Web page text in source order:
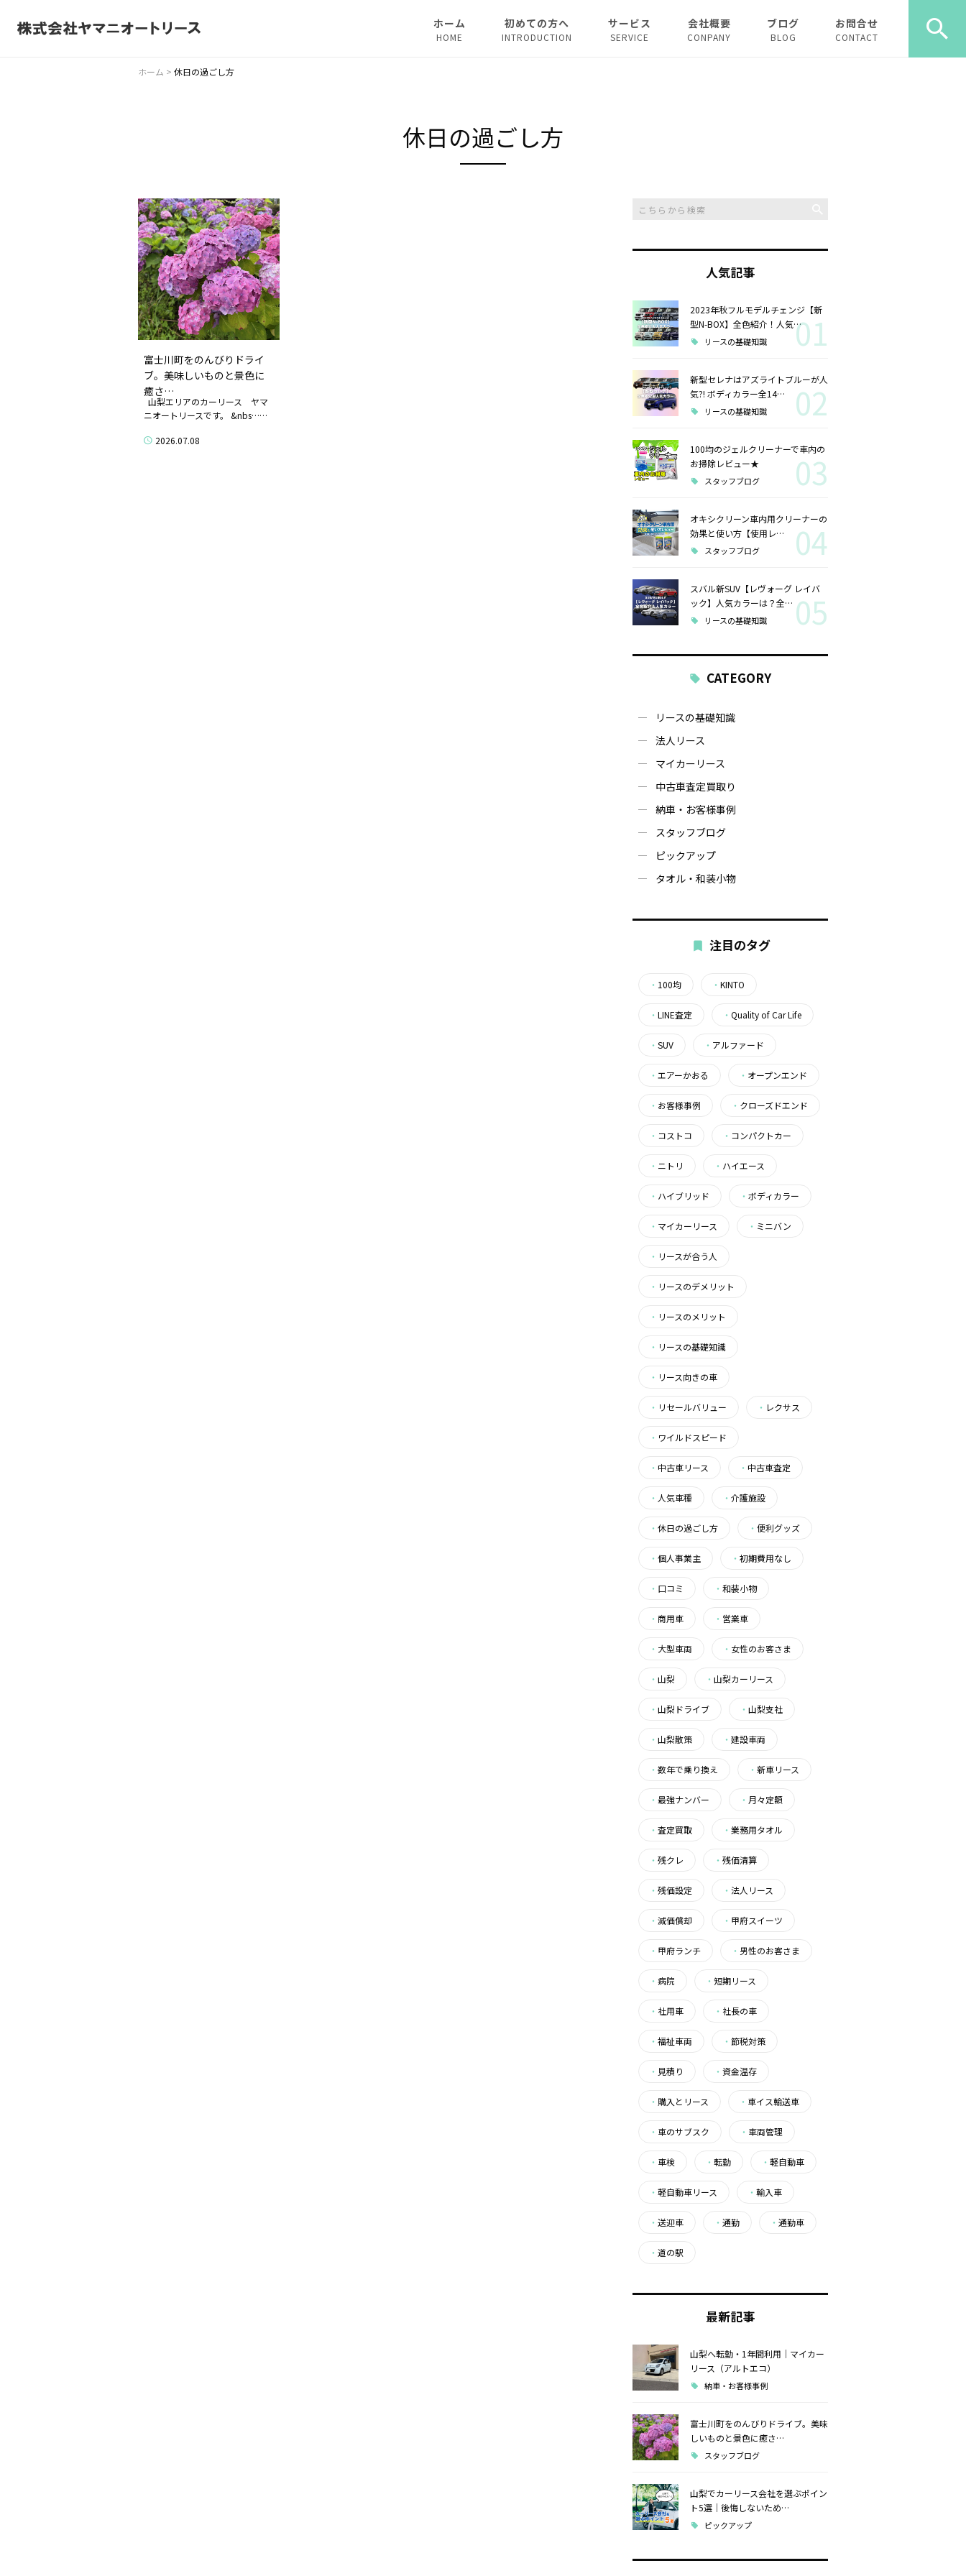
ホーム
HOME
初めての方へ
INTRODUCTION
サービス
SERVICE
会社概要
CONPANY
ブログ
BLOG
お問合せ
CONTACT
ホーム > 休日の過ごし方
休日の過ごし方
富士川町をのんびりドライ
ブ。美味しいものと景色に
癒さ…
山梨エリアのカーリース ヤマ
ニオートリースです。 &nbs……
2026.07.08
人気記事
2023年秋フルモデルチェンジ【新
型N-BOX】全色紹介！人気…
リースの基礎知識 01
新型セレナはアズライトブルーが人
気?! ボディカラー全14…
リースの基礎知識 02
100均のジェルクリーナーで車内の
お掃除レビュー★
スタッフブログ 03
オキシクリーン車内用クリーナーの
効果と使い方【使用レ…
スタッフブログ 04
スバル新SUV【レヴォーグ レイバ
ック】人気カラーは？全…
リースの基礎知識 05
CATEGORY
リースの基礎知識
法人リース
マイカーリース
中古車査定買取り
納車・お客様事例
スタッフブログ
ピックアップ
タオル・和装小物
注目のタグ
・ 100均 ・ KINTO
・ LINE査定 ・ Quality of Car Life
・ SUV ・ アルファード
・ エアーかおる ・ オープンエンド
・ お客様事例 ・ クローズドエンド
・ コストコ ・ コンパクトカー
・ ニトリ ・ ハイエース
・ ハイブリッド ・ ボディカラー
・ マイカーリース ・ ミニバン
・ リースが合う人
・ リースのデメリット
・ リースのメリット
・ リースの基礎知識
・ リース向きの車
・ リセールバリュー ・ レクサス
・ ワイルドスピード
・ 中古車リース ・ 中古車査定
・ 人気車種 ・ 介護施設
・ 休日の過ごし方 ・ 便利グッズ
・ 個人事業主 ・ 初期費用なし
・ 口コミ ・ 和装小物
・ 商用車 ・ 営業車
・ 大型車両 ・ 女性のお客さま
・ 山梨 ・ 山梨カーリース
・ 山梨ドライブ ・ 山梨支社
・ 山梨散策 ・ 建設車両
・ 数年で乗り換え ・ 新車リース
・ 最強ナンバー ・ 月々定額
・ 査定買取 ・ 業務用タオル
・ 残クレ ・ 残価清算
・ 残価設定 ・ 法人リース
・ 減価償却 ・ 甲府スイーツ
・ 甲府ランチ ・ 男性のお客さま
・ 病院 ・ 短期リース
・ 社用車 ・ 社長の車
・ 福祉車両 ・ 節税対策
・ 見積り ・ 資金温存
・ 購入とリース ・ 車イス輸送車
・ 車のサブスク ・ 車両管理
・ 車検 ・ 転勤 ・ 軽自動車
・ 軽自動車リース ・ 輸入車
・ 送迎車 ・ 通勤 ・ 通勤車
・ 道の駅
最新記事
山梨へ転勤・1年間利用｜マイカー
リース（アルトエコ）
納車・お客様事例
富士川町をのんびりドライブ。美味
しいものと景色に癒さ…
スタッフブログ
山梨でカーリース会社を選ぶポイン
ト5選｜後悔しないため…
ピックアップ